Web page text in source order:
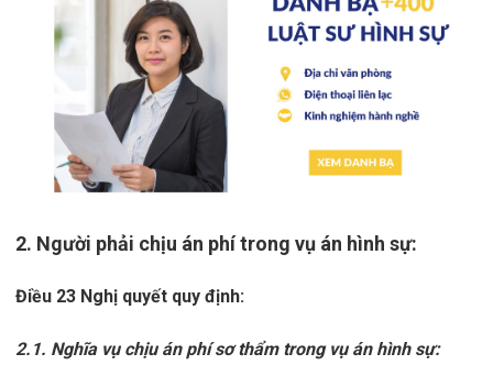
2. Người phải chịu án phí trong vụ án hình sự:
Điều 23 Nghị quyết quy định:
2.1. Nghĩa vụ chịu án phí sơ thẩm trong vụ án hình sự: